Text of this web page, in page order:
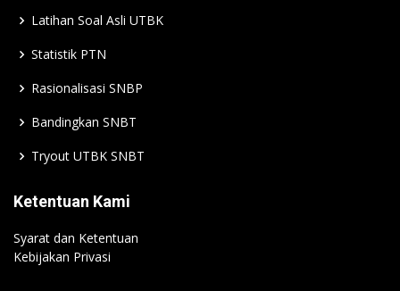
Latihan Soal Asli UTBK
Statistik PTN
Rasionalisasi SNBP
Bandingkan SNBT
Tryout UTBK SNBT
Ketentuan Kami
Syarat dan Ketentuan
Kebijakan Privasi